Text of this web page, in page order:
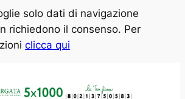
solo dati di navigazione
richiedono il consenso. Per
clicca qui